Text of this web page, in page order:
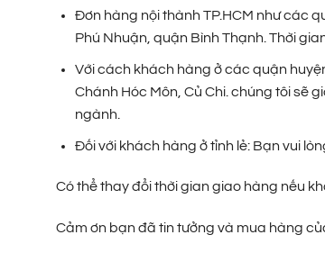
Đơn hàng nội thành TP.HCM như các
Phú Nhuận, quận Bình Thạnh. Thời
Với cách khách hàng ở các quận
Chánh Hóc Môn, Củ Chi. chúng tôi sẽ
ngành.
Đối với khách hàng ở tỉnh lẻ: Bạn vui
Có thể thay đổi thời gian giao hàng nếu
Cảm ơn bạn đã tin tưởng và mua hàng